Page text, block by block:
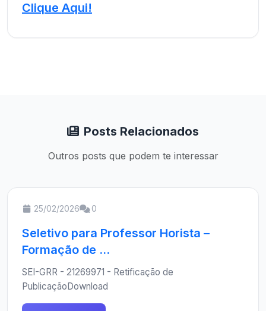
Clique Aqui!
Posts Relacionados
Outros posts que podem te interessar
25/02/2026 0
Seletivo para Professor Horista –
Formação de ...
SEI-GRR - 21269971 - Retificação de
PublicaçãoDownload